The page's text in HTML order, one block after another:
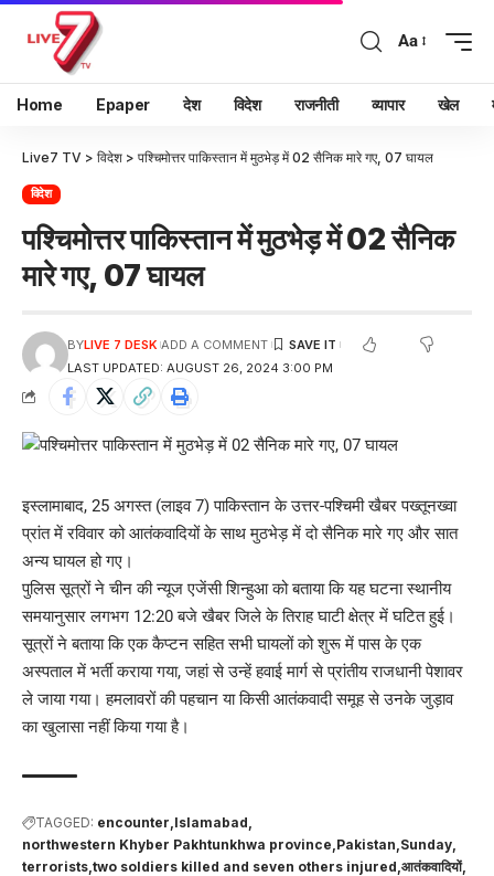
Aa
Home Epaper देश विदेश राजनीती व्यापार खेल
Live7 TV > विदेश > पश्चिमोत्तर पाकिस्तान में मुठभेड़ में 02 सैनिक मारे गए, 07 घायल
विदेश
पश्चिमोत्तर पाकिस्तान में मुठभेड़ में 02 सैनिक
मारे गए, 07 घायल
LAST UPDATED: AUGUST 26, 2024 3:00 PM
BYLIVE 7 DESK ADD A COMMENT
इस्लामाबाद, 25 अगस्त (लाइव 7) पाकिस्तान के उत्तर-पश्चिमी खैबर पख्तूनख्वा
प्रांत में रविवार को आतंकवादियों के साथ मुठभेड़ में दो सैनिक मारे गए और सात
अन्य घायल हो गए।
पुलिस सूत्रों ने चीन की न्यूज एजेंसी शिन्हुआ को बताया कि यह घटना स्थानीय
समयानुसार लगभग 12:20 बजे खैबर जिले के तिराह घाटी क्षेत्र में घटित हुई।
सूत्रों ने बताया कि एक कैप्टन सहित सभी घायलों को शुरू में पास के एक
अस्पताल में भर्ती कराया गया, जहां से उन्हें हवाई मार्ग से प्रांतीय राजधानी पेशावर
ले जाया गया। हमलावरों की पहचान या किसी आतंकवादी समूह से उनके जुड़ाव
का खुलासा नहीं किया गया है।
TAGGED: encounter Islamabad
northwestern Khyber Pakhtunkhwa province Pakistan Sunday
terrorists two soldiers killed and seven others injured आतंकवादियों